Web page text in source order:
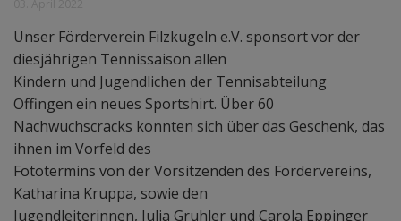
Unser Förderverein Filzkugeln e.V. sponsort vor der
diesjährigen Tennissaison allen
Kindern und Jugendlichen der Tennisabteilung
Offingen ein neues Sportshirt. Über 60
Nachwuchscracks konnten sich über das Geschenk, das
ihnen im Vorfeld des
Fototermins von der Vorsitzenden des Fördervereins,
Katharina Kruppa, sowie den
Jugendleiterinnen, Julia Gruhler und Carola Eppinger